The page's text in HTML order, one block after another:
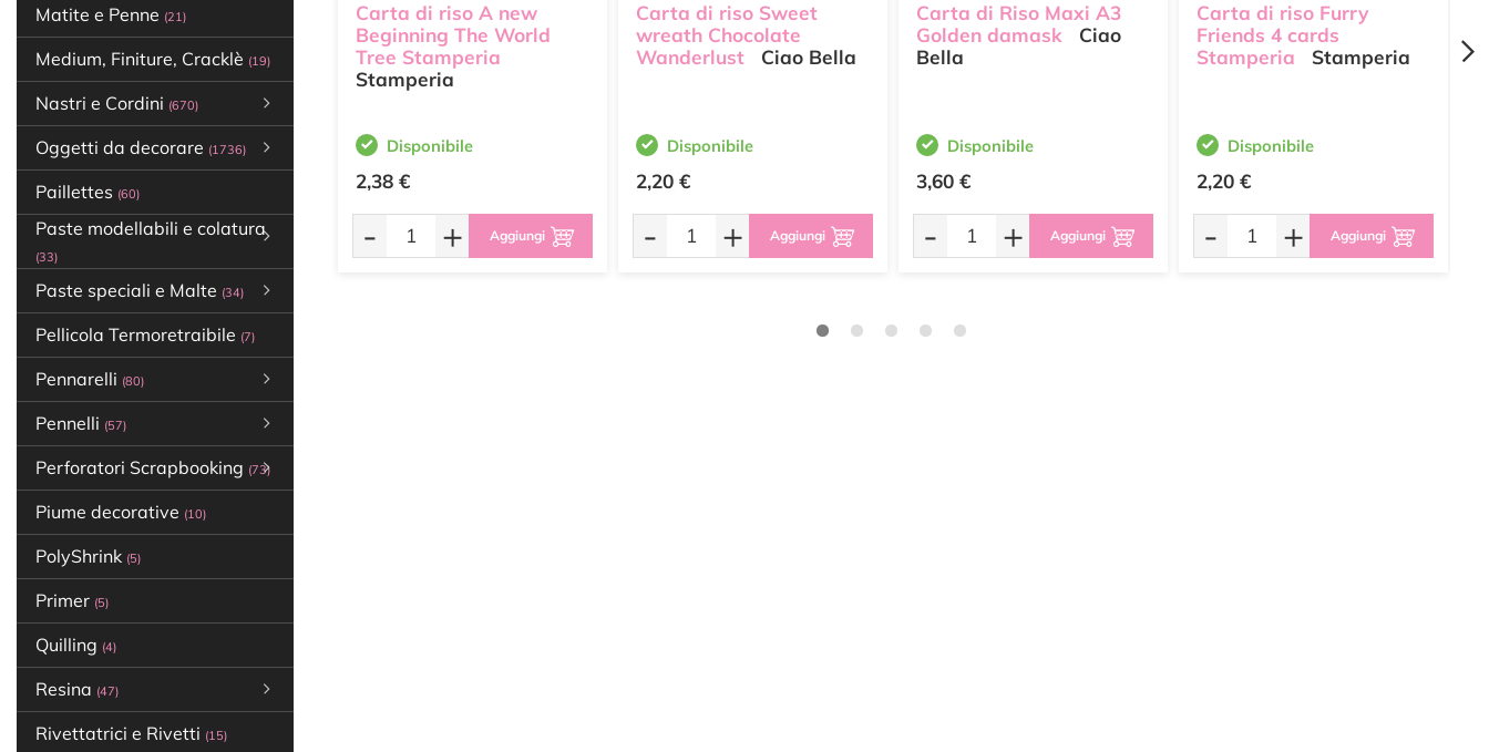
Matite e Penne (21)
Medium, Finiture, Cracklè (19)
Nastri e Cordini (670)
Oggetti da decorare (1736)
Paillettes (60)
Paste modellabili e colatura
(33)
Paste speciali e Malte (34)
Pellicola Termoretraibile (7)
Pennarelli (80)
Pennelli (57)
Perforatori Scrapbooking (73)
Piume decorative (10)
PolyShrink (5)
Primer (5)
Quilling (4)
Resina (47)
Rivettatrici e Rivetti (15)
Carta di riso A new
Beginning The World
Tree Stamperia
Stamperia
Disponibile
2,38 €
- + Aggiungi
Carta di riso Sweet
wreath Chocolate
Wanderlust
Ciao Bella
Disponibile
2,20 €
- + Aggiungi
Carta di Riso Maxi A3
Golden damask
Ciao
Bella
Disponibile
3,60 €
- + Aggiungi
Carta di riso Furry
Friends 4 cards
Stamperia
Stamperia
Disponibile
2,20 €
- + Aggiungi